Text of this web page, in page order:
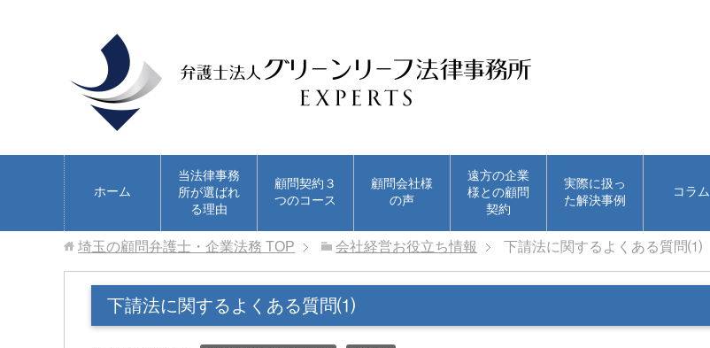
ホーム
当法律事務
所が選ばれ
る理由
顧問契約３
つのコース
顧問会社様
の声
遠方の企業
様との顧問
契約
実際に扱っ
た解決事例
コラム
埼玉の顧問弁護士・企業法務 TOP 会社経営お役立ち情報 下請法に関するよくある質問⑴
下請法に関するよくある質問⑴